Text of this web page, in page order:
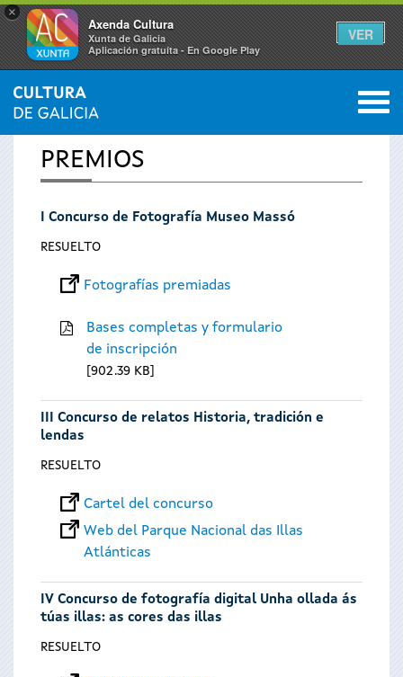
×
Axenda Cultura
Xunta de Galicia
Aplicación gratuíta - En Google Play
VER
Se
encuentra
usted
INICIO 0
PREMIOS
I Concurso de Fotografía Museo Massó
RESUELTO
Fotografías premiadas
Bases completas y formulario
de inscripción
902.39 KB
III Concurso de relatos Historia, tradición e
lendas
RESUELTO
Cartel del concurso
Web del Parque Nacional das Illas
Atlánticas
IV Concurso de fotografía digital Unha ollada ás
túas illas: as cores das illas
RESUELTO